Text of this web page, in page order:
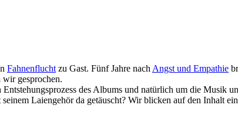
Fahnenflucht zu Gast. Fünf Jahre nach Angst und Empathie
gesprochen.
des Albums und natürlich um die Musik
Laiengehör da getäuscht? Wir blicken auf den Inhalt